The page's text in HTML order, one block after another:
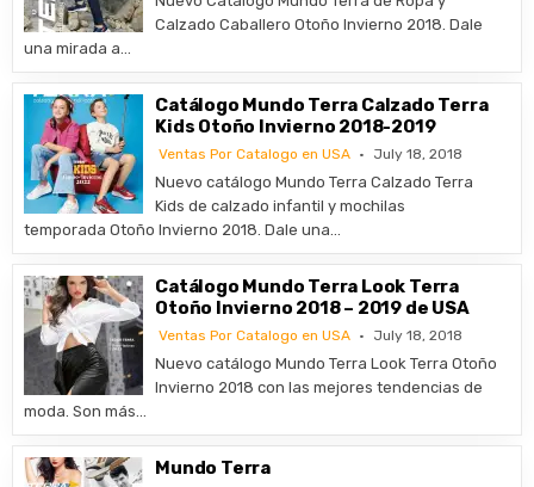
Calzado Caballero Otoño Invierno 2018. Dale
una mirada a…
Catálogo Mundo Terra Calzado Terra
Kids Otoño Invierno 2018-2019
Ventas Por Catalogo en USA July 18, 2018
Nuevo catálogo Mundo Terra Calzado Terra
Kids de calzado infantil y mochilas
temporada Otoño Invierno 2018. Dale una…
Catálogo Mundo Terra Look Terra
Otoño Invierno 2018 – 2019 de USA
Ventas Por Catalogo en USA July 18, 2018
Nuevo catálogo Mundo Terra Look Terra Otoño
Invierno 2018 con las mejores tendencias de
moda. Son más…
Mundo Terra